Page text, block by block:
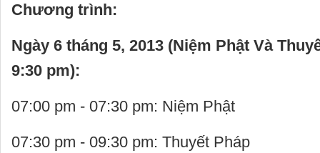
Chương trình:
Ngày 6 tháng 5, 2013 (Niệm Phật Và
9:30 pm):
07:00 pm - 07:30 pm: Niệm Phật
07:30 pm - 09:30 pm: Thuyết Pháp